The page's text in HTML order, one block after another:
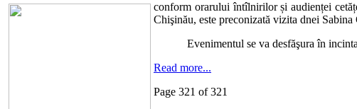
conform orarului întîlnirilor și audienței
Chişinău, este preconizată vizita dnei
Evenimentul se va desfăşura în
Read more...
Page 321 of 321